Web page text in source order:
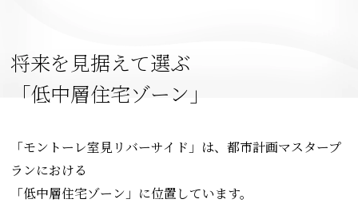
将来を見据えて選ぶ
「低中層住宅ゾーン」
「モントーレ室見リバーサイド」は、都市計画マスタープ
ランにおける
「低中層住宅ゾーン」に位置しています。